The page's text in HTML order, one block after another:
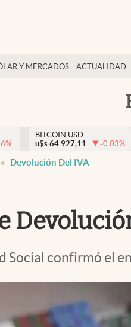
Y MERCADOS ACTUALIDAD
%
BITCOIN USD
u$s 64.927,11 -0.03%
Devolución Del IVA
Social confirmó el